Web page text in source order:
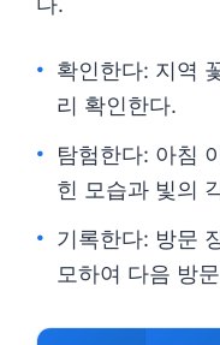
확인한다: 지역
리 확인한다.
탐험한다: 아침
힌 모습과 빛의
기록한다: 방문
모하여 다음 방